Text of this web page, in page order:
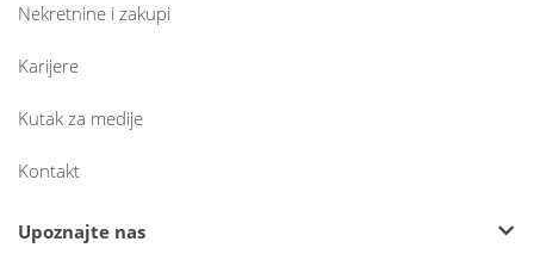
Nekretnine i zakupi
Karijere
Kutak za medije
Kontakt
Upoznajte nas